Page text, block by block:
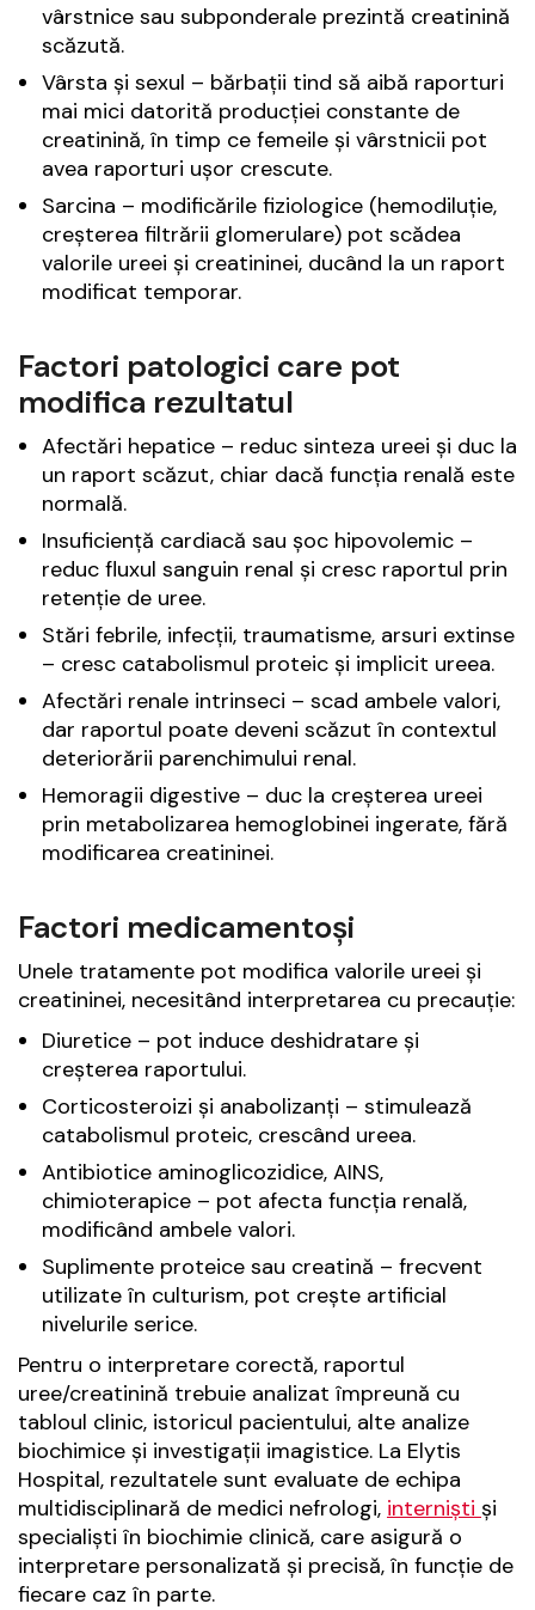
vârstnice sau subponderale prezintă creatinină
scăzută.
Vârsta și sexul – bărbații tind să aibă raporturi
mai mici datorită producției constante de
creatinină, în timp ce femeile și vârstnicii pot
avea raporturi ușor crescute.
Sarcina – modificările fiziologice (hemodiluție,
creșterea filtrării glomerulare) pot scădea
valorile ureei și creatininei, ducând la un raport
modificat temporar.
Factori patologici care pot
modifica rezultatul
Afectări hepatice – reduc sinteza ureei și duc la
un raport scăzut, chiar dacă funcția renală este
normală.
Insuficiență cardiacă sau șoc hipovolemic –
reduc fluxul sanguin renal și cresc raportul prin
retenție de uree.
Stări febrile, infecții, traumatisme, arsuri extinse
– cresc catabolismul proteic și implicit ureea.
Afectări renale intrinseci – scad ambele valori,
dar raportul poate deveni scăzut în contextul
deteriorării parenchimului renal.
Hemoragii digestive – duc la creșterea ureei
prin metabolizarea hemoglobinei ingerate, fără
modificarea creatininei.
Factori medicamentoși
Unele tratamente pot modifica valorile ureei și
creatininei, necesitând interpretarea cu precauție:
Diuretice – pot induce deshidratare și
creșterea raportului.
Corticosteroizi și anabolizanți – stimulează
catabolismul proteic, crescând ureea.
Antibiotice aminoglicozidice, AINS,
chimioterapice – pot afecta funcția renală,
modificând ambele valori.
Suplimente proteice sau creatină – frecvent
utilizate în culturism, pot crește artificial
nivelurile serice.
Pentru o interpretare corectă, raportul
uree/creatinină trebuie analizat împreună cu
tabloul clinic, istoricul pacientului, alte analize
biochimice și investigații imagistice. La Elytis
Hospital, rezultatele sunt evaluate de echipa
multidisciplinară de medici nefrologi, interniști și
specialiști în biochimie clinică, care asigură o
interpretare personalizată și precisă, în funcție de
fiecare caz în parte.